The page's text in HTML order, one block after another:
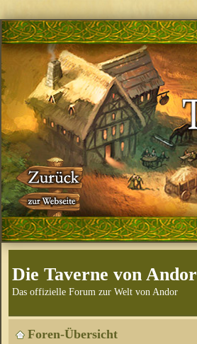
Die Taverne von Andor
Das offizielle Forum zur Welt von Andor
Foren-Übersicht